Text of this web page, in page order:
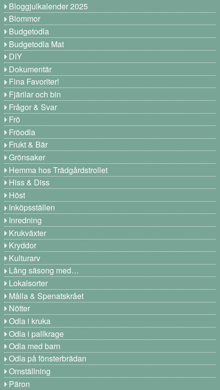
Bloggjulkalender 2025
Blommor
Budgetodla
Budgetodla Mat
DIY
Dokumentär
Fina Favoriter!
Fjärilar och bin
Frågor & Svar
Frö
Fröodla
Frukt & Bär
Grönsaker
Hemma hos Trädgårdstrollet
Hiss & Diss
Höst
Inköpsställen
Inredning
Krukväxter
Kryddor
Kulturarv
Lång säsong med…
Lokalsorter
Målla & Spenatskrået
Nötter
Odla i kruka
Odla i pallkrage
Odla med barn
Odla på fönsterbrädan
Omställning
Päron